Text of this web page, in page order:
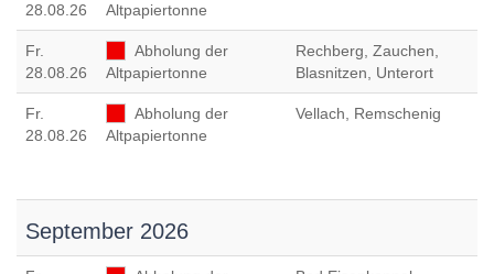
28.08.26
Altpapiertonne
Fr.
28.08.26
Abholung der
Altpapiertonne
Rechberg, Zauchen,
Blasnitzen, Unterort
Fr.
28.08.26
Abholung der
Altpapiertonne
Vellach, Remschenig
September 2026